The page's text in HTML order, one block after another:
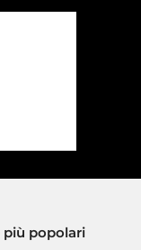
più popolari